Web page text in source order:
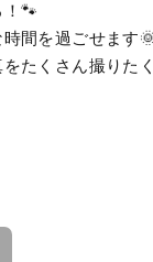
🐾
間を過ごせます
たくさん撮りた